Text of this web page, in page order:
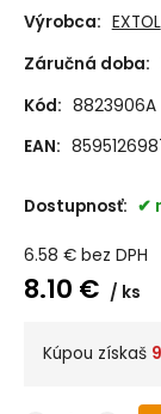
Výrobca: EXTOL
Záručná doba:
Kód: 8823906A
EAN:
Dostupnosť:
6.58 € bez DPH
8.10 € ks
Kúpou získaš 9